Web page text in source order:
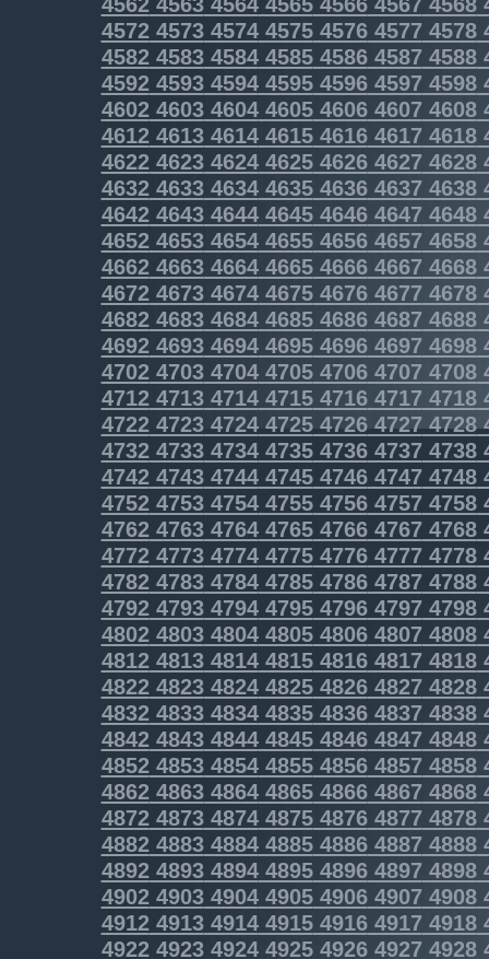
457245734574457545764577 4578
458245834584458545864587 4588
459245934594459545964597 4598
460246034604460546064607 4608
461246134614461546164617 4618
462246234624462546264627 4628
463246334634463546364637 4638
464246434644464546464647 4648
465246534654465546564657 4658
466246634664466546664667 4668
467246734674467546764677 4678
468246834684468546864687 4688
469246934694469546964697 4698
470247034704470547064707 4708
471247134714471547164717 4718
4722472347244725472647274728
4732473347344735473647374738
4742474347444745474647474748
4752475347544755475647574758
4762476347644765476647674768
4772477347744775477647774778
4782478347844785478647874788
4792479347944795479647974798
4802480348044805480648074808
4812481348144815481648174818
4822482348244825482648274828
4832483348344835483648374838
4842484348444845484648474848
4852485348544855485648574858
486248634864486548664867 4868
487248734874487548764877 4878
488248834884488548864887 4888
489248934894489548964897 4898
490249034904490549064907 4908
491249134914491549164917 4918
492249234924492549264927 4928